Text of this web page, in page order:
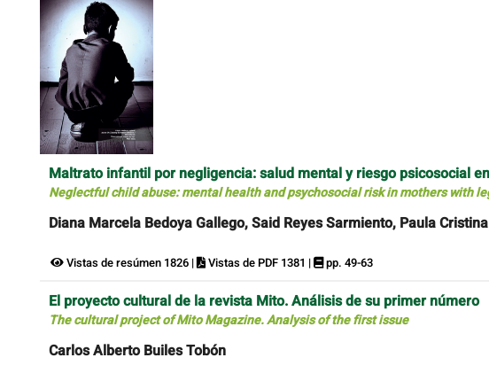
Maltrato infantil por negligencia: salud mental y riesgo psicosocial
Neglectful child abuse: mental health and psychosocial risk in mothers with
Diana Marcela Bedoya Gallego, Said Reyes Sarmiento, Paula
Vistas de resúmen 1826 | Vistas de PDF 1381 | pp. 49-63
El proyecto cultural de la revista Mito. Análisis de su primer número
The cultural project of Mito Magazine. Analysis of the first issue
Carlos Alberto Builes Tobón